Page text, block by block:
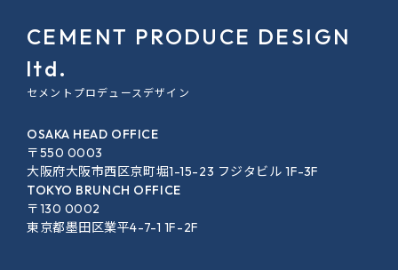
セメントプロデュースデザイン
CEMENT PRODUCE DESIGN
ltd.
OSAKA HEAD OFFICE
〒550 0003
大阪府大阪市西区京町堀1-15-23 フジタビル 1F-3F
TOKYO BRUNCH OFFICE
〒130 0002
東京都墨田区業平4-7-1 1F-2F